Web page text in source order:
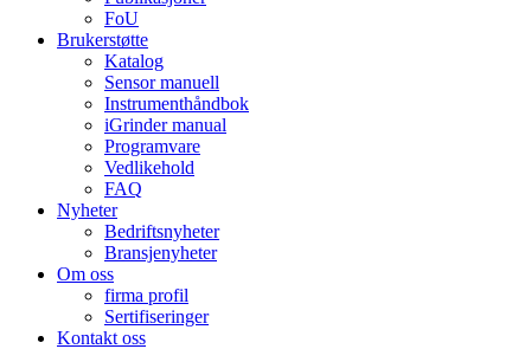
FoU
Brukerstøtte
Katalog
Sensor manuell
Instrumenthåndbok
iGrinder manual
Programvare
Vedlikehold
FAQ
Nyheter
Bedriftsnyheter
Bransjenyheter
Om oss
firma profil
Sertifiseringer
Kontakt oss